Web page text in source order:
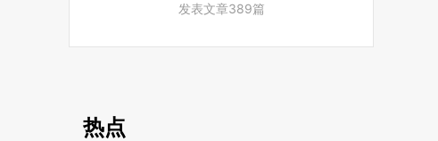
发表文章389篇
热点